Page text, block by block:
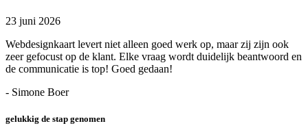
23 juni 2026
Webdesignkaart levert niet alleen goed werk op, maar zij zijn ook
zeer gefocust op de klant. Elke vraag wordt duidelijk beantwoord en
de communicatie is top! Goed gedaan!
- Simone Boer
gelukkig de stap genomen